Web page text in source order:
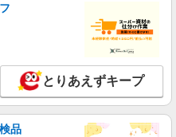
とりあえずキープ
品